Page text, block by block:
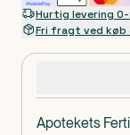
Apotekets
Hurtig levering
Fri fragt ved køb